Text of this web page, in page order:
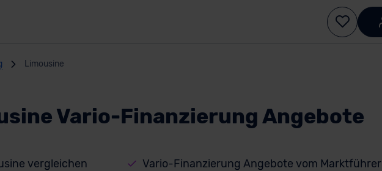
Limousine
Vario-Finanzierung Angebote
vergleichen Vario-Finanzierung Angebote vom Marktführer